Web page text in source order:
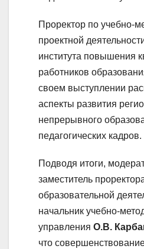
Проректор по учебно-
проектной
института повышения
работников
своем выступлении
аспекты развития
непрерывного
педагогических кадров.
Подводя итоги,
заместитель
образовательной
начальник учебно-
управления О.В.
что